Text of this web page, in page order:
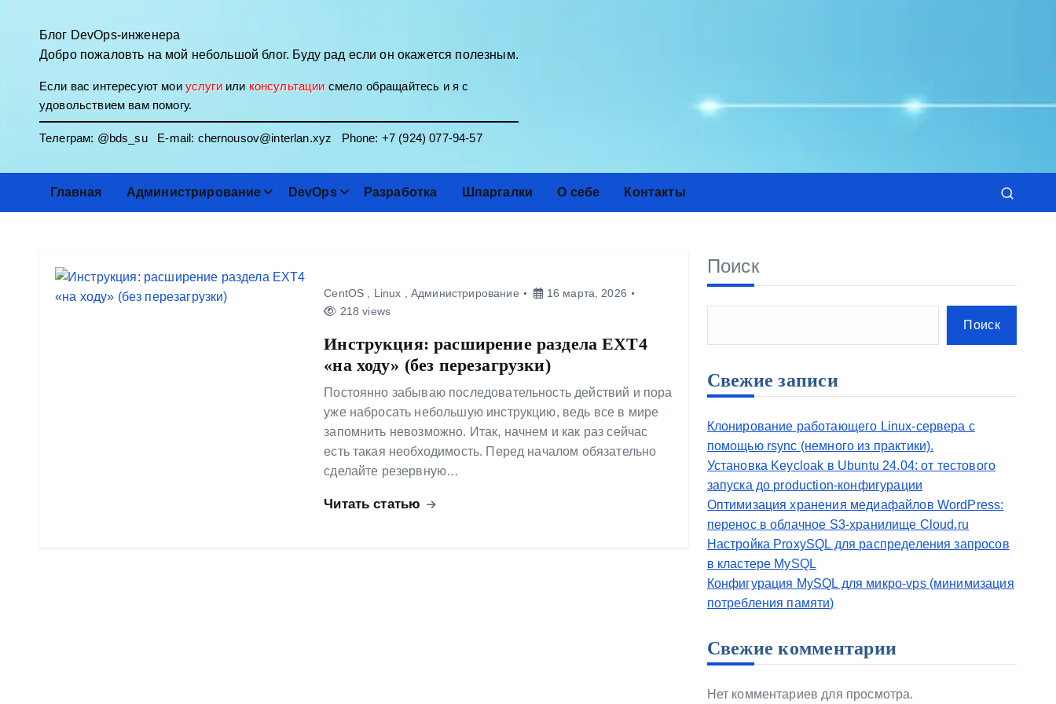
Блог DevOps-инженера
Добро пожаловть на мой небольшой блог. Буду рад если он окажется полезным.
Если вас интересуют мои услугиили консультациисмело обращайтесь и я с
удовольствием вам помогу.
Телеграм: @bds_suE-mail: chernousov@interlan.xyz Phone: +7 (924) 077-94-57
Главная Администрирование DevOps Разработка Шпаргалки О себе Контакты
CentOS Linux Администрирование
16 марта, 2026
218 views
Инструкция: расширение раздела EXT4
«на ходу» (без перезагрузки)
Постоянно забываю последовательность действий и пора
уже набросать небольшую инструкцию, ведь все в мире
запомнить невозможно. Итак, начнем и как раз сейчас
есть такая необходимость. Перед началом обязательно
сделайте резервную…
Читать статью
Поиск
Поиск
Свежие записи
Клонирование работающего Linux-сервера с
помощью rsync (немного из практики).
Установка Keycloak в Ubuntu 24.04: от тестового
запуска до production-конфигурации
Оптимизация хранения медиафайлов WordPress:
перенос в облачное S3-хранилище Cloud.ru
Настройка ProxySQL для распределения запросов
в кластере MySQL
Конфигурация MySQL для микро-vps (минимизация
потребления памяти)
Свежие комментарии
Нет комментариев для просмотра.